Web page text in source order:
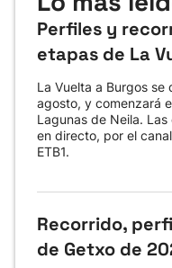
Perfiles y
etapas de La
La Vuelta a Burgos
agosto, y comenzará
Lagunas de Neila.
en directo, por el
ETB1.
Recorrido,
de Getxo de